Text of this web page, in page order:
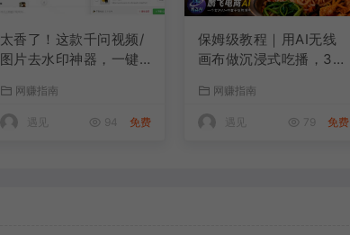
太香了！这款千问视频/
图片去水印神器，一键
全免费，浏览器拓展插
件
网赚指南
遇见 94 免费
保姆级教程｜用AI无线
画布做沉浸式吃播，3步
作流，操作简单好上手
网赚指南
遇见 79 免费